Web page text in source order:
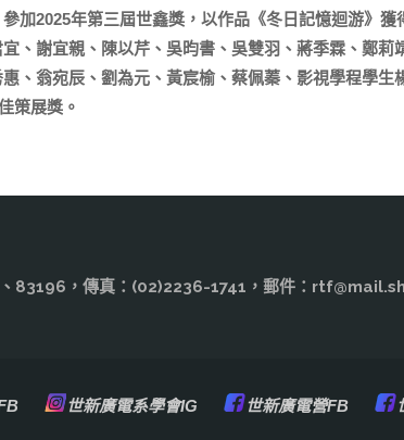
加2025年第三屆世鑫獎，以作品《冬日記憶迴游》獲
、謝宜親、陳以芹、吳昀書、吳雙羽、蔣季霖、鄭
、翁宛辰、劉為元、黃宸榆、蔡佩蓁、影視學程學
策展獎。
，傳真：(02)2236-1741，郵件：
世新廣電系學會IG 世新廣電營FB